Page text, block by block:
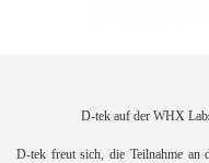
D-tek auf der WHX
D-tek freut sich, die Teilnahme